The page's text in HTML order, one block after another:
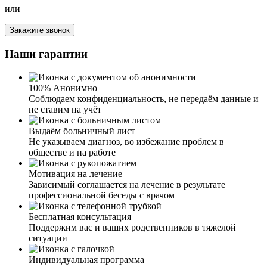
Я благодарна вашей клинике за лечение от алкоголизма
Именно здесь специалисты нашли правильный подход к
Благодаря вам у нас такой отличный результат и знания,
ситуациях. Спасибо вам огромное.
Сложно писать весь тот кошмар, который нам с
супругом пришлось пережить. Наш сын стал плотно
употреблять алкоголь, забросил учебу, пропал интерес к
тренировкам. Усугубило ситуацию и расставание с
девушкой. Два месяца назад моя подруга посоветовала
обратиться к вам. Мы с мужем решили, что надо
попробовать, и позвонили вам. В течение короткого
времени приехали ваши специалисты, провели беседу с
сыном и предложили различные способы лечения. Сын
или
Закажите звонок
Наши гарантии
100% Анонимно
Соблюдаем конфиденциальность, не передаём данные и
не ставим на учёт
Выдаём больничный лист
Не указываем диагноз, во избежание проблем в
обществе и на работе
Мотивация на лечение
Зависимый соглашается на лечение в результате
профессиональной беседы с врачом
Бесплатная консультация
Поддержим вас и ваших родственников в тяжелой
ситуации
Индивидуальная программа